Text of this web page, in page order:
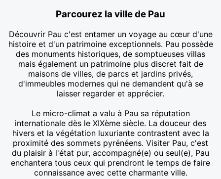
Parcourez la ville de Pau
Découvrir Pau c'est entamer un voyage au cœur d'une
histoire et d'un patrimoine exceptionnels. Pau possède
des monuments historiques, de somptueuses villas
mais également un patrimoine plus discret fait de
maisons de villes, de parcs et jardins privés,
d'immeubles modernes qui ne demandent qu'à se
laisser regarder et apprécier.
Le micro-climat a valu à Pau sa réputation
internationale dès le XIXème siècle. La douceur des
hivers et la végétation luxuriante contrastent avec la
proximité des sommets pyrénéens. Visiter Pau, c'est
du plaisir à l'état pur, accompagné(e) ou seul(e), Pau
enchantera tous ceux qui prendront le temps de faire
connaissance avec cette charmante ville.